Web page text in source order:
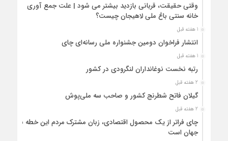
وقتی حقیقت، قربانی بازدید بیشتر می شود | علت جمع آوری
خانه سنتی باغ ملی لاهیجان چیست؟
1 هفته قبل
انتشار فراخوان دومین جشنواره ملی رسانه‌ای چای
1 هفته قبل
رتبه نخست نوغانداران لنگرودی در کشور
2 هفته قبل
گیلان فاتح شطرنج کشور و صاحب سه ملی‌پوش
2 هفته قبل
چای فراتر از یک محصول اقتصادی، زبان مشترک مردم این خطه با
جهان است